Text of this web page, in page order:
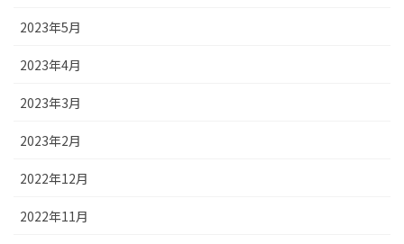
2023年5月
2023年4月
2023年3月
2023年2月
2022年12月
2022年11月